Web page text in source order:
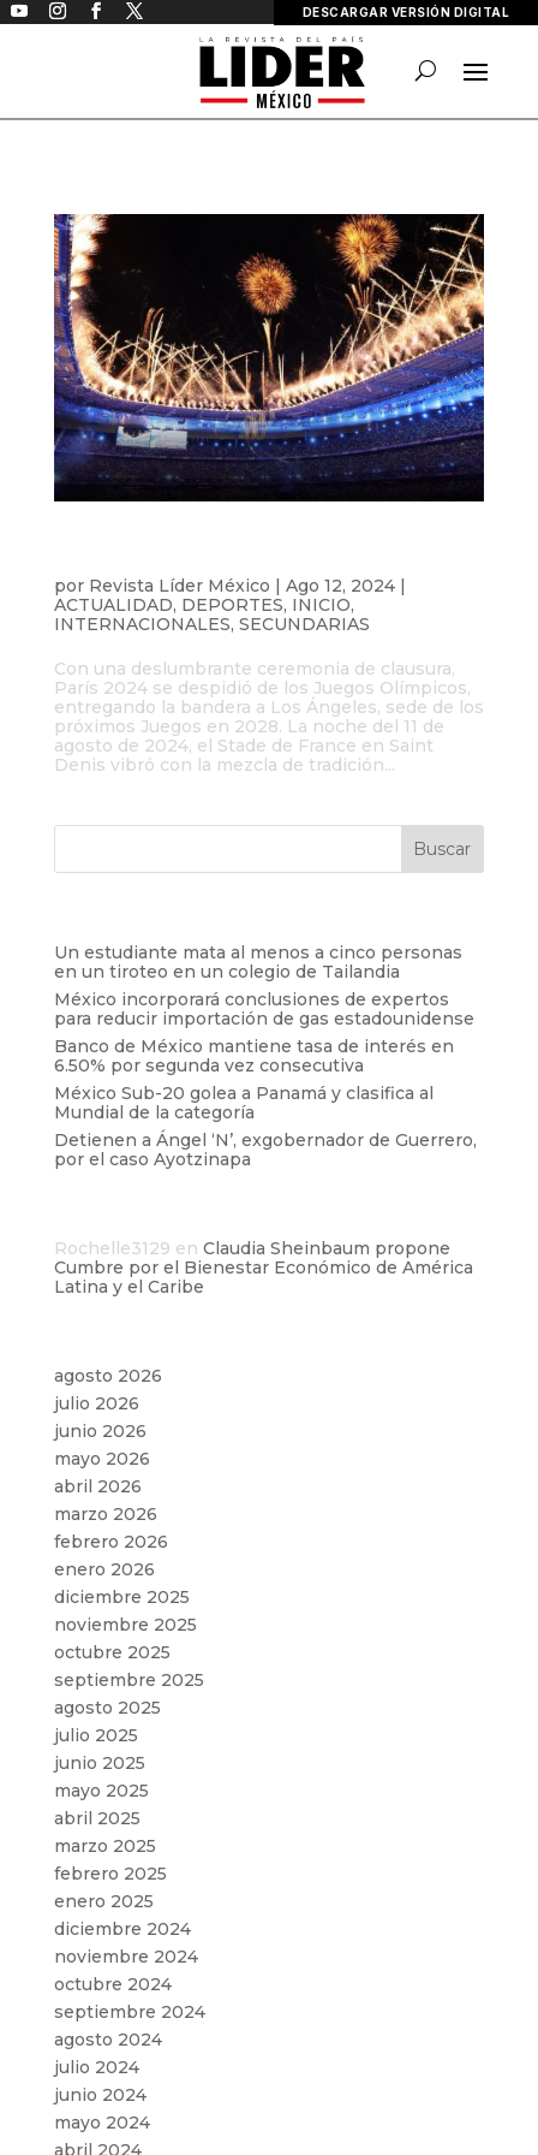
DESCARGAR VERSIÓN DIGITAL
por Revista Líder México | Ago 12, 2024|
ACTUALIDAD, DEPORTES, INICIO,
INTERNACIONALES, SECUNDARIAS
Con una deslumbrante ceremonia de clausura,
París 2024 se despidió de los Juegos Olímpicos,
entregando la bandera a Los Ángeles, sede de los
próximos Juegos en 2028. La noche del 11 de
agosto de 2024, el Stade de France en Saint
Denis vibró con la mezcla de tradición...
Un estudiante mata al menos a cinco personas
en un tiroteo en un colegio de Tailandia
México incorporará conclusiones de expertos
para reducir importación de gas estadounidense
Banco de México mantiene tasa de interés en
6.50% por segunda vez consecutiva
México Sub-20 golea a Panamá y clasifica al
Mundial de la categoría
Detienen a Ángel ‘N’, exgobernador de Guerrero,
por el caso Ayotzinapa
Rochelle3129 en Claudia Sheinbaum propone
Cumbre por el Bienestar Económico de América
Latina y el Caribe
agosto 2026
julio 2026
junio 2026
mayo 2026
abril 2026
marzo 2026
febrero 2026
enero 2026
diciembre 2025
noviembre 2025
octubre 2025
septiembre 2025
agosto 2025
julio 2025
junio 2025
mayo 2025
abril 2025
marzo 2025
febrero 2025
enero 2025
diciembre 2024
noviembre 2024
octubre 2024
septiembre 2024
agosto 2024
julio 2024
junio 2024
mayo 2024
abril 2024